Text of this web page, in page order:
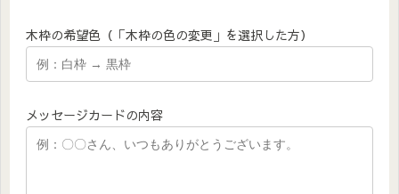
木枠の希望色（「木枠の色の変更」を選択した方）
メッセージカードの内容